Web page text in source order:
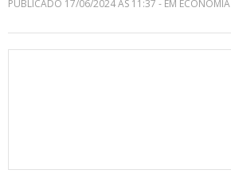
PUBLICADO 17/06/2024 AS 11:37 - EM ECONOMIA